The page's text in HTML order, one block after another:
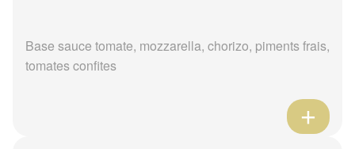
Base sauce tomate, mozzarella, chorizo, piments frais,
tomates confites